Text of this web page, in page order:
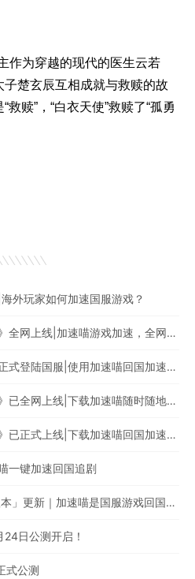
作为穿越的现代的医生云若
子楚玄辰互相成就与救赎的故
救赎”，“白衣天使”救赎了“孤勇
外玩家如何加速国服游戏？
模拟经营手游《仙宗大掌门》全网上线|加速喵游戏加速，全网最快
经典RPG手游《第七史诗》正式登陆国服|使用加速喵回国加速爆款游戏随意畅玩
经营养成游戏《新庄园时代》已全网上线|下载加速喵随时随地畅享游戏加速
二次元卡牌游戏《白夜极光》已正式上线|下载加速喵回国加速器一键加速国服游戏
一键加速回国追剧
地铁跑酷 「爱丁堡奥特曼版本」更新｜加速喵是国服游戏回国加速的最佳选择
24日公测开启！
式公测